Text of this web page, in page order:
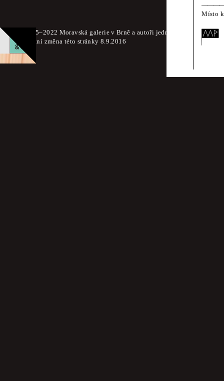
Místo
© 2015–2022 Moravská galerie v Brně a autoři jednotlivých součástí
Poslední změna této stránky 8.9.2016